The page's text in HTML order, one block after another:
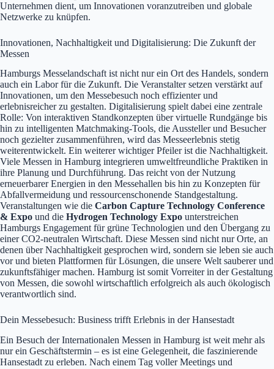
Unternehmen dient, um Innovationen voranzutreiben und globale
Netzwerke zu knüpfen.
Innovationen, Nachhaltigkeit und Digitalisierung: Die Zukunft der
Messen
Hamburgs Messelandschaft ist nicht nur ein Ort des Handels, sondern
auch ein Labor für die Zukunft. Die Veranstalter setzen verstärkt auf
Innovationen, um den Messebesuch noch effizienter und
erlebnisreicher zu gestalten. Digitalisierung spielt dabei eine zentrale
Rolle: Von interaktiven Standkonzepten über virtuelle Rundgänge bis
hin zu intelligenten Matchmaking-Tools, die Aussteller und Besucher
noch gezielter zusammenführen, wird das Messeerlebnis stetig
weiterentwickelt. Ein weiterer wichtiger Pfeiler ist die Nachhaltigkeit.
Viele Messen in Hamburg integrieren umweltfreundliche Praktiken in
ihre Planung und Durchführung. Das reicht von der Nutzung
erneuerbarer Energien in den Messehallen bis hin zu Konzepten für
Abfallvermeidung und ressourcenschonende Standgestaltung.
Veranstaltungen wie die Carbon Capture Technology Conference
& Expo und die Hydrogen Technology Expo unterstreichen
Hamburgs Engagement für grüne Technologien und den Übergang zu
einer CO2-neutralen Wirtschaft. Diese Messen sind nicht nur Orte, an
denen über Nachhaltigkeit gesprochen wird, sondern sie leben sie auch
vor und bieten Plattformen für Lösungen, die unsere Welt sauberer und
zukunftsfähiger machen. Hamburg ist somit Vorreiter in der Gestaltung
von Messen, die sowohl wirtschaftlich erfolgreich als auch ökologisch
verantwortlich sind.
Dein Messebesuch: Business trifft Erlebnis in der Hansestadt
Ein Besuch der Internationalen Messen in Hamburg ist weit mehr als
nur ein Geschäftstermin – es ist eine Gelegenheit, die faszinierende
Hansestadt zu erleben. Nach einem Tag voller Meetings und